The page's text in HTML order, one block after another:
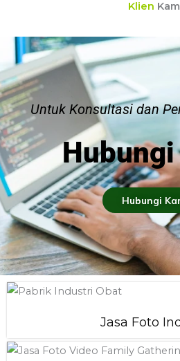
Klien
Untuk Konsultasi dan
Hubungi
Jasa Foto